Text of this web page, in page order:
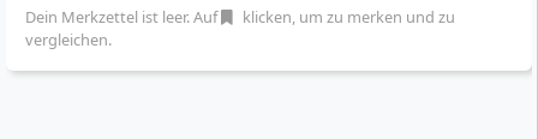
Selbstreflexion und wissenschaftliches Arbeiten
Aufbausemester
psychologischen sowie sozial- und
Dein Merkzettel ist leer. Auf
klicken, um zu merken und zu
vergleichen.